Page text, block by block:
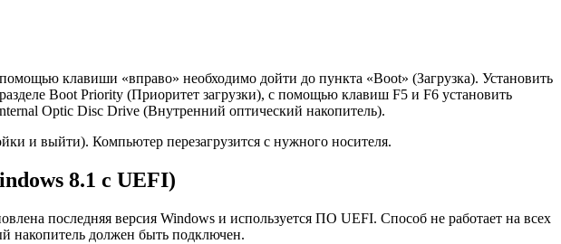
клавиши «вправо» необходимо дойти до пункта «Boot» (Загрузка). Установить
Boot Priority (Приоритет загрузки), с помощью клавиш F5 и F6 установить
Optic Disc Drive (Внутренний оптический накопитель).
и выйти). Компьютер перезагрузится с нужного носителя.
8.1 с UEFI)
последняя версия Windows и используется ПО UEFI. Способ не работает на всех
накопитель должен быть подключен.